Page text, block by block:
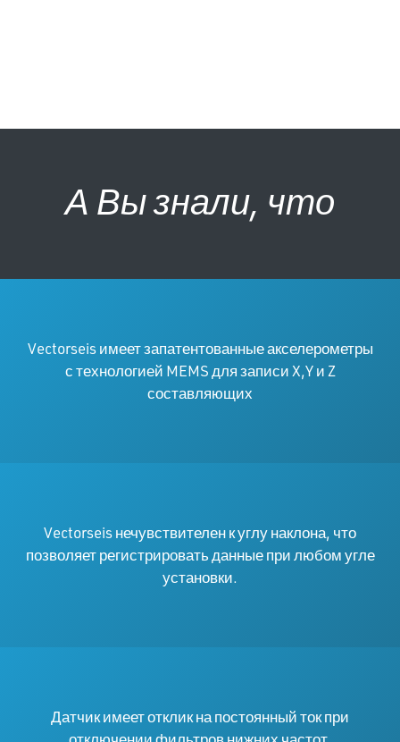
А Вы знали, что
Vectorseis имеет запатентованные акселерометры
с технологией MEMS для записи X,Y и Z
составляющих
Vectorseis нечувствителен к углу наклона, что
позволяет регистрировать данные при любом угле
установки.
Датчик имеет отклик на постоянный ток при